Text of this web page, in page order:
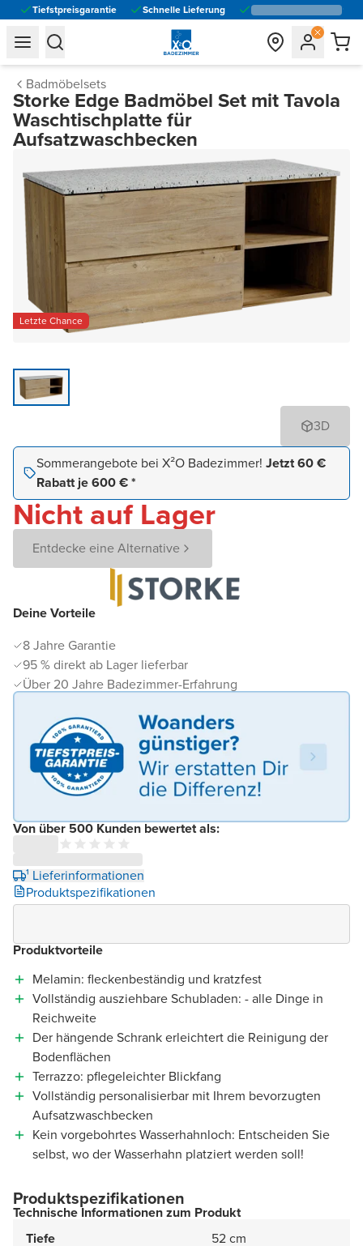
Tiefstpreisgarantie Schnelle Lieferung
general.navigation.toggle_menu.label
general.navigation.toggle_menu.label
Badmöbelsets
Storke Edge Badmöbel Set mit Tavola
Waschtischplatte für
Aufsatzwaschbecken
Letzte Chance
3D
Deine Vorteile
8 Jahre Garantie
95 % direkt ab Lager lieferbar
Über 20 Jahre Badezimmer-Erfahrung
Von über 500 Kunden bewertet als:
¹ Lieferinformationen
Produktspezifikationen
Sommerangebote bei X²O Badezimmer! Jetzt 60 €
Rabatt je 600 € *
Nicht auf Lager
Entdecke eine Alternative
Produktvorteile
Melamin: fleckenbeständig und kratzfest
Vollständig ausziehbare Schubladen: - alle Dinge in
Reichweite
Der hängende Schrank erleichtert die Reinigung der
Bodenflächen
Terrazzo: pflegeleichter Blickfang
Vollständig personalisierbar mit Ihrem bevorzugten
Aufsatzwaschbecken
Kein vorgebohrtes Wasserhahnloch: Entscheiden Sie
selbst, wo der Wasserhahn platziert werden soll!
Produktspezifikationen
Technische Informationen zum Produkt
Tiefe
52 cm